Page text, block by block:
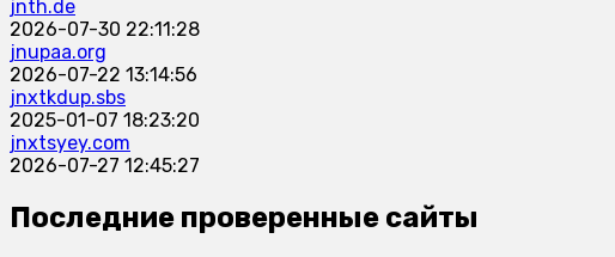
jnth.de
2026-07-30 22:11:28
jnupaa.org
2026-07-22 13:14:56
jnxtkdup.sbs
2025-01-07 18:23:20
jnxtsyey.com
2026-07-27 12:45:27
Последние проверенные сайты